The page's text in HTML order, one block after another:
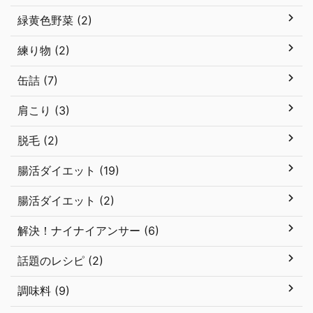
緑黄色野菜 (2)
練り物 (2)
缶詰 (7)
肩こり (3)
脱毛 (2)
腸活ダイエット (19)
腸活ダイエット (2)
解決！ナイナイアンサー (6)
話題のレシピ (2)
調味料 (9)